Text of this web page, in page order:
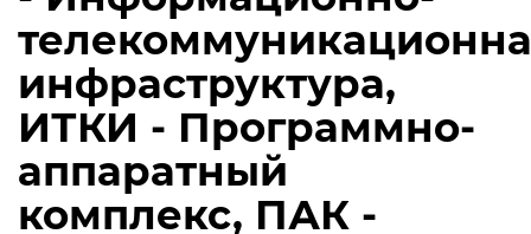
инфраструктура,
ИТКИ - Программно-
аппаратный
комплекс, ПАК -